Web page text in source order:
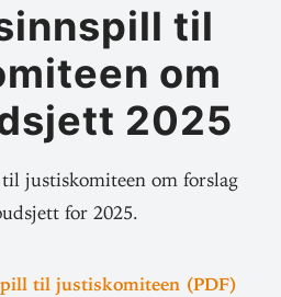
til
om
2025
justiskomiteen om forslag
for 2025.
til jus­tis­ko­miteen (PDF)